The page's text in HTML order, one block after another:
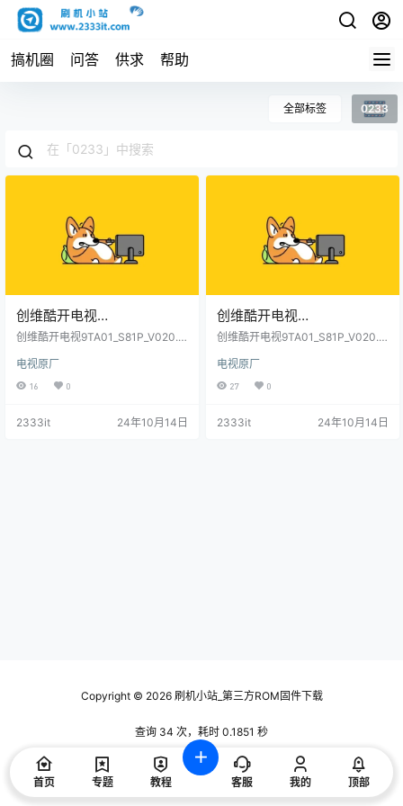
搞机圈 问答 供求 帮助
全部标签 0233
创维酷开电视
9TA01_S81P_V020.010.080
程序U盘数据刷机包
创维酷开电视9TA01_S81P_V020.0
程序U盘数据刷机包
电视原厂
16 0
2333it 24年10月14日
创维酷开电视
9TA01_S81P_V020.009.200
盘数据刷机包
创维酷开电视9TA01_S81P_V020.0
盘数据刷机包
电视原厂
27 0
2333it 24年10月14日
Copyright © 2026刷机小站_第三方ROM固件下载
查询 34 次，耗时 0.1851 秒
首页 专题 教程 客服 我的 顶部